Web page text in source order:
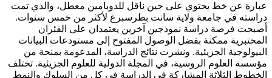
عبارة عن خط يحتوي على جين ناقل للدوبامين معطل، والذي تمت
دراسته في جامعة ولاية سانت بطرسبرغ لأكثر من خمس سنوات.
أصبحت فرصة دراسة نموذجين آخرين يعتمدان على الفئران
المختبرية ممكنة بفضل الوصول المفتوح إلى مستودعات البيانات
البيولوجية الجزيئية. ونشرت نتائج الدراسة، المدعومة بمنحة من
مؤسسة العلوم الروسية، في المجلة الدولية للعلوم الجزيئية. تختلف
الخطوط الثلاثة المشاركة في الدراسة في كل من السلوك والنمط